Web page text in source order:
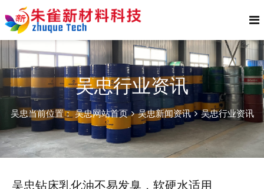
吴忠行业资讯
吴忠当前位置： 吴忠网站首页 吴忠新闻资讯 吴忠行业资讯
吴忠钻床乳化油不易发臭，软硬水适用